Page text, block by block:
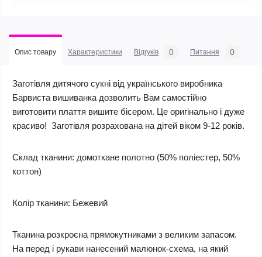
Опис товару Характеристики Відгуків 0 Питання 0
Заготівля дитячого сукні від українського виробника
Барвиста вишиванка дозволить Вам самостійно
виготовити плаття вишите бісером. Це оригінально і дуже
красиво! Заготівля розрахована на дітей віком 9-12 років.
Склад тканини: домоткане полотно (50% поліестер, 50%
коттон)
Колір тканини: Бежевий
Тканина розкроєна прямокутниками з великим запасом.
На перед і рукави нанесений малюнок-схема, на який